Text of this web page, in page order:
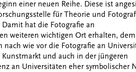
einer neuen Reihe. Diese ist
für Theorie und
hat die Fotografie an
weiteren wichtigen Ort erhalten,
wie vor die Fotografie an
und auch in der jüngeren
an Universitäten eher symbolischer